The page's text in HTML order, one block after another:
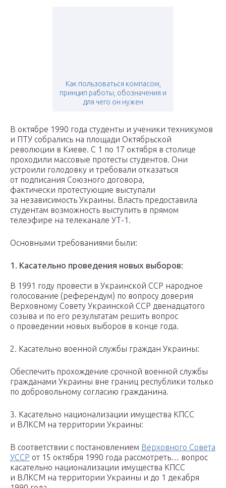
Как пользоваться компасом,
принцип работы, обозначения и
для чего он нужен
В октябре 1990 года студенты и ученики техникумов
и ПТУ собрались на площади Октябрьской
революции в Киеве. С 1 по 17 октября в столице
проходили массовые протесты студентов. Они
устроили голодовку и требовали отказаться
от подписания Союзного договора,
фактически протестующие выступали
за независимость Украины. Власть предоставила
студентам возможность выступить в прямом
телеэфире на телеканале УТ-1.
Основными требованиями были:
1. Касательно проведения новых выборов:
В 1991 году провести в Украинской ССР народное
голосование (референдум) по вопросу доверия
Верховному Совету Украинской ССР двенадцатого
созыва и по его результатам решить вопрос
о проведении новых выборов в конце года.
2. Касательно военной службы граждан Украины:
Обеспечить прохождение срочной военной службы
гражданами Украины вне границ республики только
по добровольному согласию гражданина.
3. Касательно национализации имущества КПСС
и ВЛКСМ на территории Украины:
В соответствии с постановлением Верховного Совета
УССР от 15 октября 1990 года рассмотреть… вопрос
касательно национализации имущества КПСС
и ВЛКСМ на территории Украины и до 1 декабря